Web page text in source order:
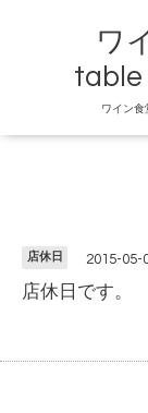
ワ
table
ワイン
店休日 2015-05-
店休日です。